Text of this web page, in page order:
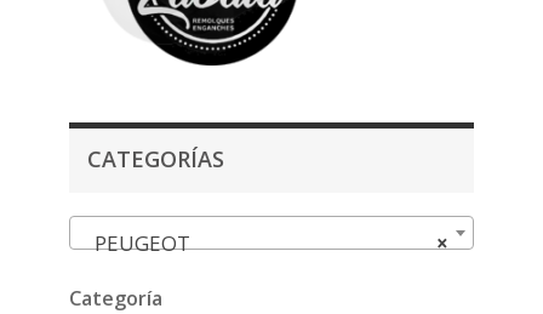
CATEGORÍAS
×
PEUGEOT
Categoría